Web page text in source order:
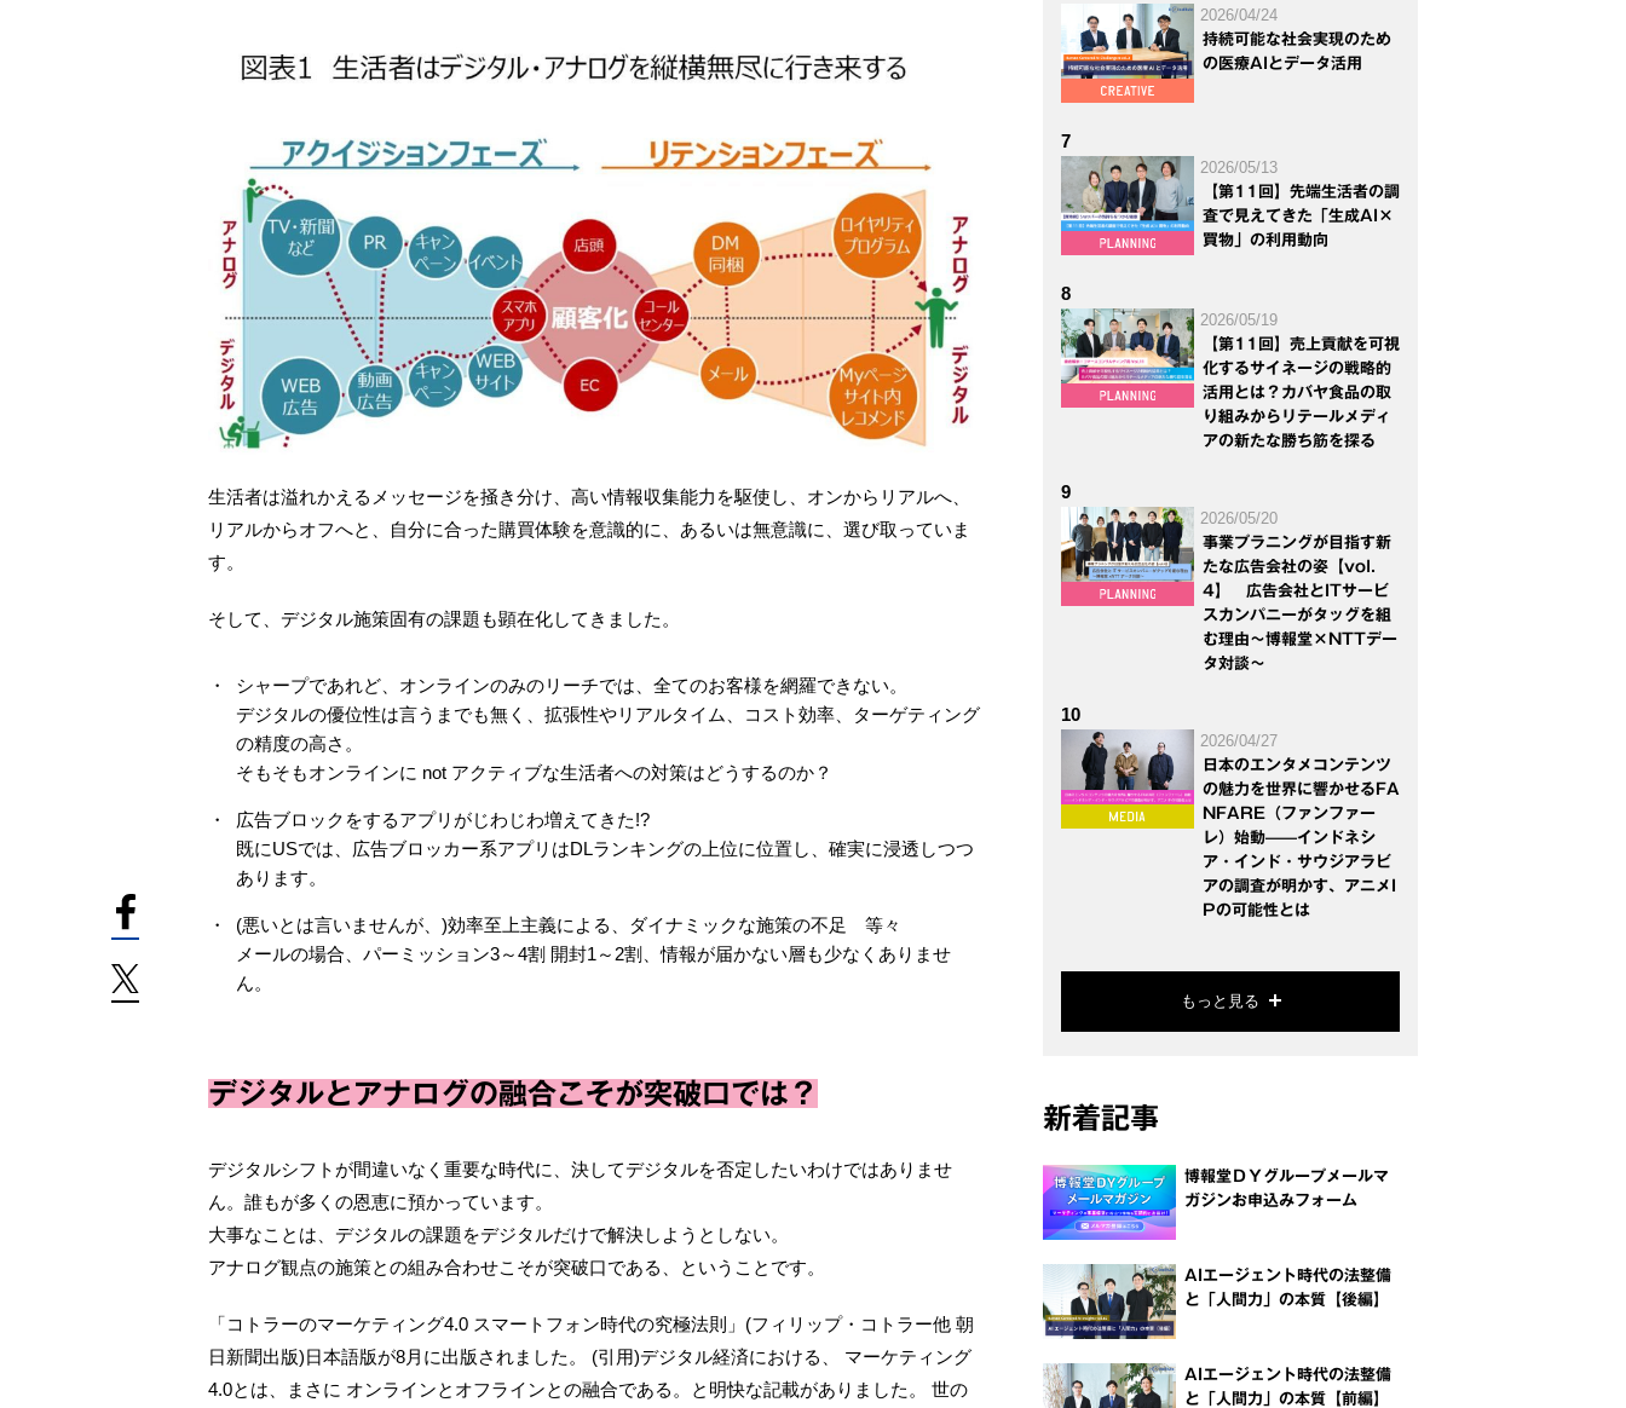
生活者は溢れかえるメッセージを掻き分け、高い情報収集能力を駆使し、オンからリアルへ、
リアルからオフへと、自分に合った購買体験を意識的に、あるいは無意識に、選び取っていま
す。
そして、デジタル施策固有の課題も顕在化してきました。
シャープであれど、オンラインのみのリーチでは、全てのお客様を網羅できない。
デジタルの優位性は言うまでも無く、拡張性やリアルタイム、コスト効率、ターゲティング
の精度の高さ。
そもそもオンラインに not アクティブな生活者への対策はどうするのか？
広告ブロックをするアプリがじわじわ増えてきた!?
既にUSでは、広告ブロッカー系アプリはDLランキングの上位に位置し、確実に浸透しつつ
あります。
(悪いとは言いませんが、)効率至上主義による、ダイナミックな施策の不足 等々
メールの場合、パーミッション3～4割 開封1～2割、情報が届かない層も少なくありませ
ん。
デジタルとアナログの融合こそが突破口では？
デジタルシフトが間違いなく重要な時代に、決してデジタルを否定したいわけではありませ
ん。誰もが多くの恩恵に預かっています。
大事なことは、デジタルの課題をデジタルだけで解決しようとしない。
アナログ観点の施策との組み合わせこそが突破口である、ということです。
「コトラーのマーケティング4.0 スマートフォン時代の究極法則」(フィリップ・コトラー他 朝
日新聞出版)日本語版が8月に出版されました。 (引用)デジタル経済における、 マーケティング
4.0とは、まさに オンラインとオフラインとの融合である。と明快な記載がありました。 世の
2026/04/24
持続可能な社会実現のため
の医療AIとデータ活用
7
2026/05/13
【第11回】先端生活者の調
査で見えてきた「生成AI×
買物」の利用動向
8
2026/05/19
【第11回】売上貢献を可視
化するサイネージの戦略的
活用とは？カバヤ食品の取
り組みからリテールメディ
アの新たな勝ち筋を探る
9
2026/05/20
事業プラニングが目指す新
たな広告会社の姿【vol.
4】 広告会社とITサービ
スカンパニーがタッグを組
む理由～博報堂×NTTデー
タ対談～
10
2026/04/27
日本のエンタメコンテンツ
の魅力を世界に響かせるFA
NFARE（ファンファー
レ）始動——インドネシ
ア・インド・サウジアラビ
アの調査が明かす、アニメI
Pの可能性とは
もっと見る
新着記事
博報堂ＤＹグループメールマ
ガジンお申込みフォーム
AIエージェント時代の法整備
と「人間力」の本質【後編】
AIエージェント時代の法整備
と「人間力」の本質【前編】